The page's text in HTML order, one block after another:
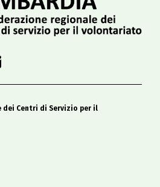
dei Centri di Servizio per il